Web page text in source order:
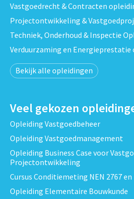
Vastgoedrecht & Contracten
Projectontwikkeling &
Techniek, Onderhoud & Inspectie
Verduurzaming en Energieprestatie
Bekijk alle opleidingen
Veel gekozen
Opleiding Vastgoedbeheer
Opleiding Vastgoedmanagement
Opleiding Business Case voor
Projectontwikkeling
Cursus Conditiemeting NEN 2767 en
Opleiding Elementaire Bouwkunde